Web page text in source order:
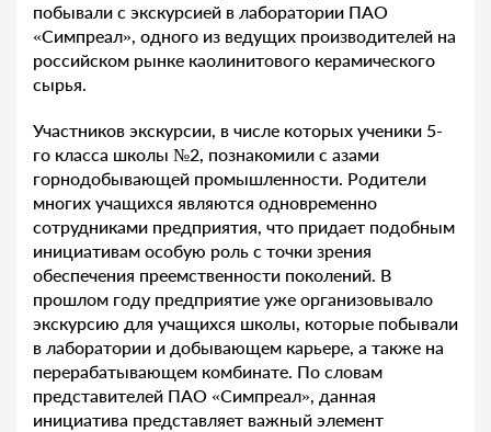
побывали с экскурсией в лаборатории ПАО
«Симпреал», одного из ведущих производителей на
российском рынке каолинитового керамического
сырья.
Участников экскурсии, в числе которых ученики 5-
го класса школы №2, познакомили с азами
горнодобывающей промышленности. Родители
многих учащихся являются одновременно
сотрудниками предприятия, что придает подобным
инициативам особую роль с точки зрения
обеспечения преемственности поколений. В
прошлом году предприятие уже организовывало
экскурсию для учащихся школы, которые побывали
в лаборатории и добывающем карьере, а также на
перерабатывающем комбинате. По словам
представителей ПАО «Симпреал», данная
инициатива представляет важный элемент